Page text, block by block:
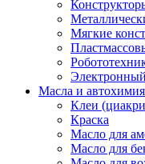
Мягкие
Масла и автохимия
Клеи
Краска
Масло для
Масло для